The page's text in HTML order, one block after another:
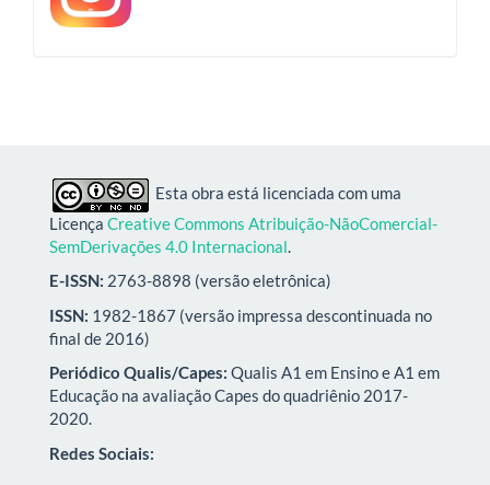
Esta obra está licenciada com uma
Licença Creative Commons Atribuição-NãoComercial-
SemDerivações 4.0 Internacional.
E-ISSN: 2763-8898 (versão eletrônica)
ISSN: 1982-1867 (versão impressa descontinuada no
final de 2016)
Periódico Qualis/Capes: Qualis A1 em Ensino e A1 em
Educação na avaliação Capes do quadriênio 2017-
2020.
Redes Sociais: